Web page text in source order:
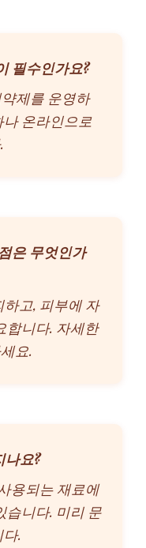
필수인가요?
제를 운영하
나 온라인으로
은 무엇인가
고, 피부에 자
합니다. 자세한
요.
나요?
용되는 재료에
습니다. 미리 문
.